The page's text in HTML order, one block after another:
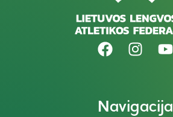
Navigacija